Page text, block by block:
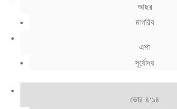
আছর
মাগরিব
এশা
সূর্যোদয়
ভোর ৪:১৪